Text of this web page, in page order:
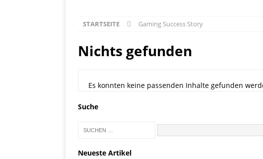
STARTSEITE Gaming Success Story
Nichts gefunden
Es konnten keine passenden Inhalte gefunden
Suche
Neueste Artikel